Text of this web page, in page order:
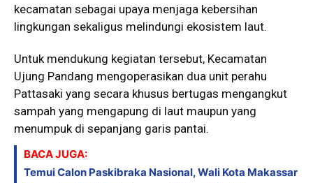
kecamatan sebagai upaya menjaga kebersihan
lingkungan sekaligus melindungi ekosistem laut.
Untuk mendukung kegiatan tersebut, Kecamatan
Ujung Pandang mengoperasikan dua unit perahu
Pattasaki yang secara khusus bertugas mengangkut
sampah yang mengapung di laut maupun yang
menumpuk di sepanjang garis pantai.
BACA JUGA:
Temui Calon Paskibraka Nasional, Wali Kota Makassar